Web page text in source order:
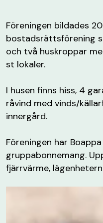
Föreningen bildades
bostadsrättsförening
och två huskroppar
st lokaler.
I husen finns hiss, 4
råvind med vinds/
innergård.
Föreningen har
gruppabonnemang.
fjärrvärme,